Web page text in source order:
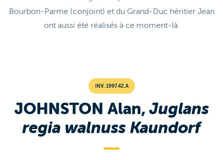
Bourbon-Parme (conjoint) et du Grand-Duc héritier Jean
ont aussi été réalisés à ce moment-là.
INV. 1997.42.A
JOHNSTON Alan,Juglans
regia walnuss Kaundorf